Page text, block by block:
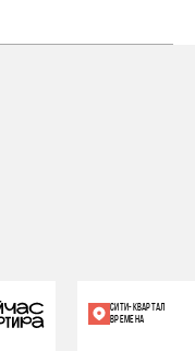
СИТИ-КВАРТАЛ
ВРЕМЕНА